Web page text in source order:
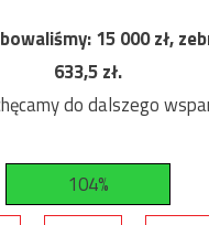
15 000zł,
633,5zł.
do dalszego
104%